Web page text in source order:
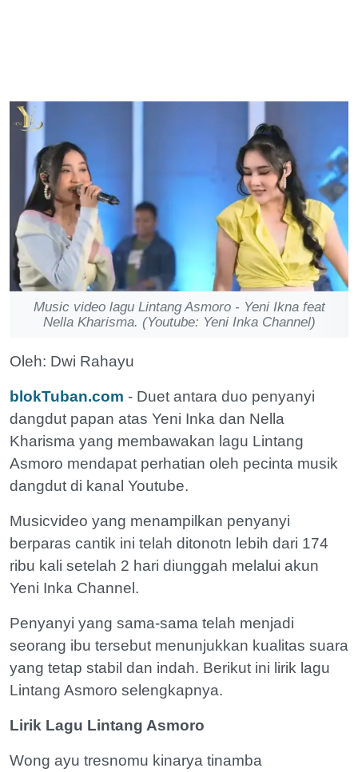
Music video lagu Lintang Asmoro - Yeni Ikna feat
Nella Kharisma. (Youtube: Yeni Inka Channel)
Oleh: Dwi Rahayu
blokTuban.com - Duet antara duo penyanyi
dangdut papan atas Yeni Inka dan Nella
Kharisma yang membawakan lagu Lintang
Asmoro mendapat perhatian oleh pecinta musik
dangdut di kanal Youtube.
Musicvideo yang menampilkan penyanyi
berparas cantik ini telah ditonotn lebih dari 174
ribu kali setelah 2 hari diunggah melalui akun
Yeni Inka Channel.
Penyanyi yang sama-sama telah menjadi
seorang ibu tersebut menunjukkan kualitas suara
yang tetap stabil dan indah. Berikut ini lirik lagu
Lintang Asmoro selengkapnya.
Lirik Lagu Lintang Asmoro
Wong ayu tresnomu kinarya tinamba